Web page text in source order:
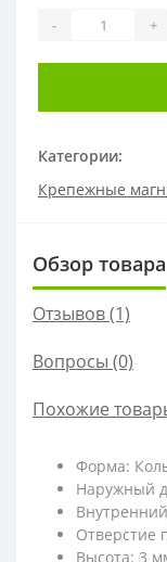
Категории:
Крепежные
- +
Обзор товара
Отзывов (1)
Вопросы (0)
Похожие
Форма:
Наружный
Отверстие
Высота: 3